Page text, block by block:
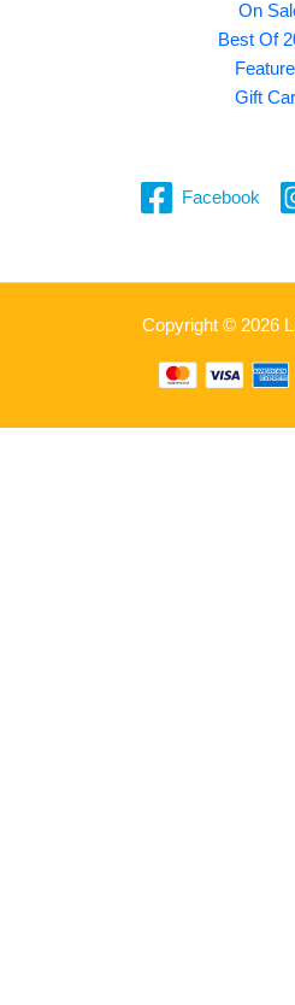
On
Best Of
Gift
Facebook
Copyright © 2026